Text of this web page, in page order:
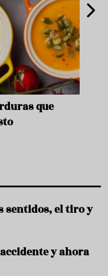
que
sentidos, el tiro y
y ahora